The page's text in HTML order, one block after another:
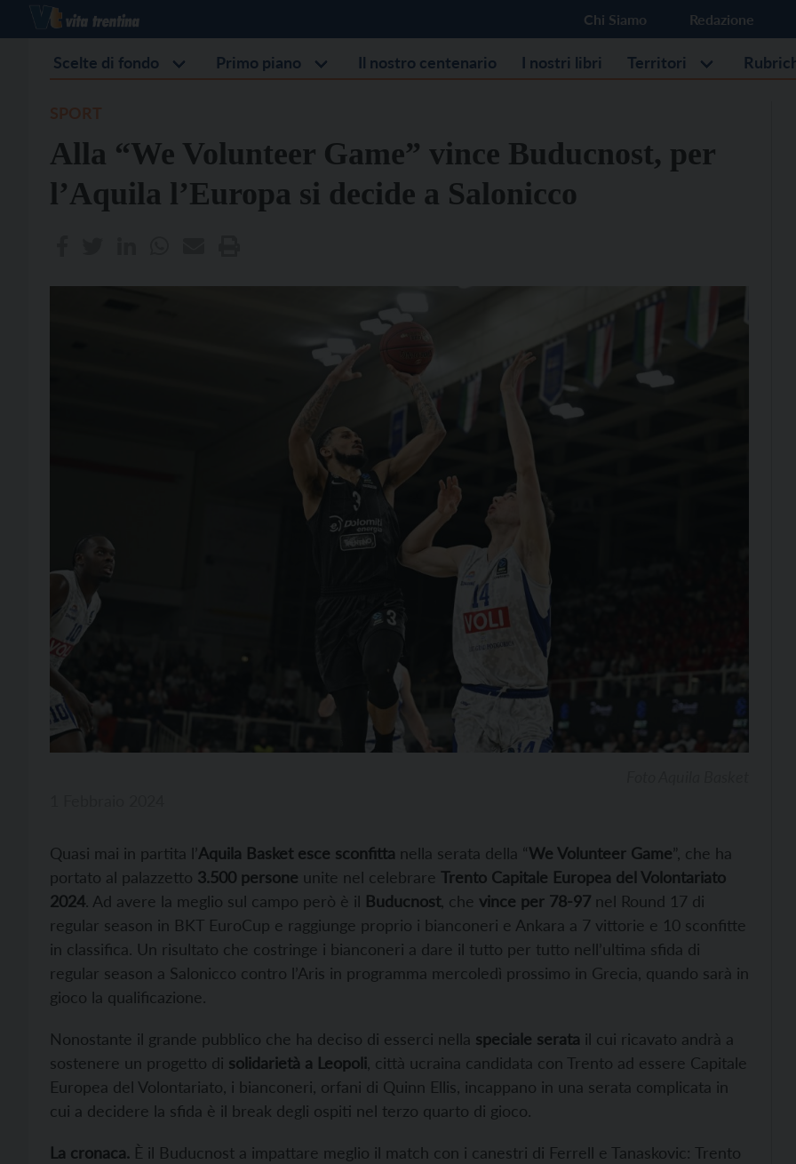
Chi Siamo Redazione
Scelte di fondo Primo piano Il nostro centenario I nostri libri Territori
Alla “We Volunteer Game” vince Buducnost, per
l’Aquila l’Europa si decide a Salonicco
Quasi mai in partita l’Aquila Basket esce sconfitta nella serata della “We Volunteer Game”, che ha
portato al palazzetto 3.500 persone unite nel celebrare Trento Capitale Europea del Volontariato
2024. Ad avere la meglio sul campo però è il Buducnost, che vince per 78-97 nel Round 17 di
regular season in BKT EuroCup e raggiunge proprio i bianconeri e Ankara a 7 vittorie e 10 sconfitte
in classifica. Un risultato che costringe i bianconeri a dare il tutto per tutto nell’ultima sfida di
regular season a Salonicco contro l’Aris in programma mercoledì prossimo in Grecia, quando sarà in
gioco la qualificazione.
Nonostante il grande pubblico che ha deciso di esserci nella speciale serata il cui ricavato andrà a
sostenere un progetto di solidarietà a Leopoli , città ucraina candidata con Trento ad essere Capitale
Europea del Volontariato, i bianconeri, orfani di Quinn Ellis, incappano in una serata complicata in
cui a decidere la sfida è il break degli ospiti nel terzo quarto di gioco.
La cronaca. È il Buducnost a impattare meglio il match con i canestri di Ferrell e Tanaskovic: Trento